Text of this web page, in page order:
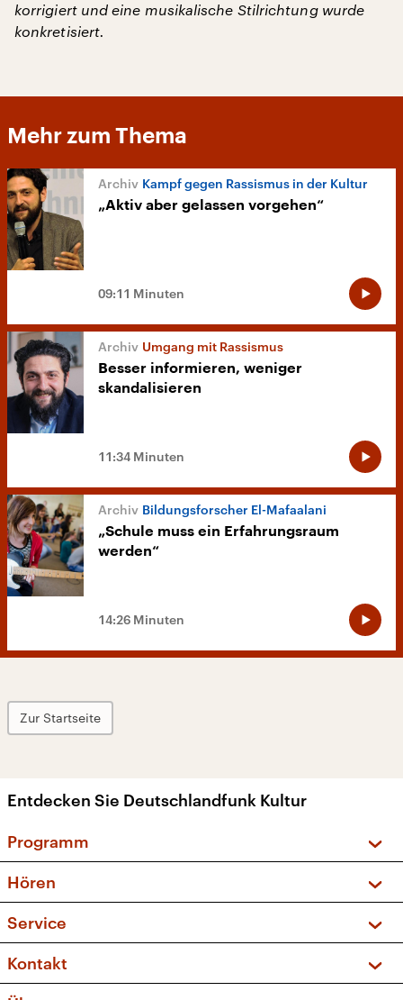
korrigiert und eine musikalische Stilrichtung wurde
konkretisiert.
Mehr zum Thema
Kampf gegen Rassismus in der Kultur
„Aktiv aber gelassen vorgehen“
09:11 Minuten
Umgang mit Rassismus
Besser informieren, weniger
skandalisieren
11:34 Minuten
Bildungsforscher El-Mafaalani
„Schule muss ein Erfahrungsraum
werden“
14:26 Minuten
Zur Startseite
Entdecken Sie Deutschlandfunk Kultur
Programm
Sendungen und Podcasts
Musikliste
Kakadu – Das Kinderprogramm
Hören
Frequenzen (UKW + DAB+)
Service
FAQ
Apps
Kontakt